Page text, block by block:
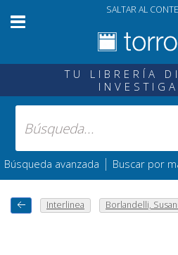
SALTAR AL
TU LIBRERÍA
Búsqueda avanzada | Buscar por
Interlinea Borlandelli,